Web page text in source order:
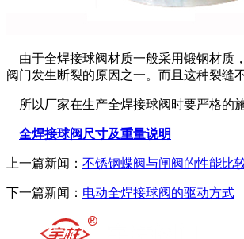
由于全焊接球阀材质一般采用锻钢材质
阀门发生断裂的原因之一。而且这种裂缝
所以厂家在生产全焊接球阀时要严格的
全焊接球阀尺寸及重量说明
上一篇新闻： 不锈钢蝶阀与闸阀的性能比
下一篇新闻： 电动全焊接球阀的驱动方式